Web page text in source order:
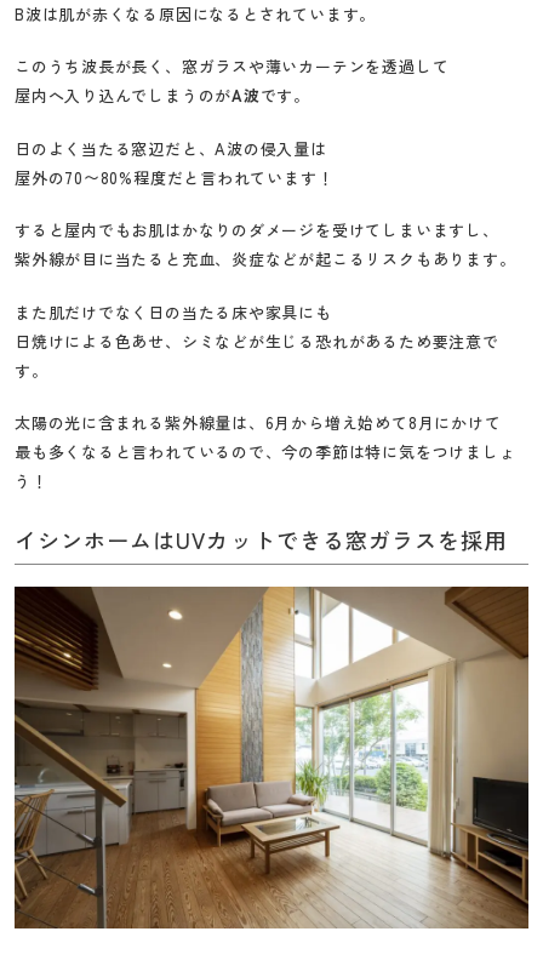
B波は肌が赤くなる原因になるとされています。
このうち波長が長く、窓ガラスや薄いカーテンを透過して
屋内へ入り込んでしまうのがA波です。
日のよく当たる窓辺だと、A波の侵入量は
屋外の70〜80%程度だと言われています！
すると屋内でもお肌はかなりのダメージを受けてしまいますし、
紫外線が目に当たると充血、炎症などが起こるリスクもあります。
また肌だけでなく日の当たる床や家具にも
日焼けによる色あせ、シミなどが生じる恐れがあるため要注意で
す。
太陽の光に含まれる紫外線量は、6月から増え始めて8月にかけて
最も多くなると言われているので、今の季節は特に気をつけましょ
う！
イシンホームはUVカットできる窓ガラスを採用